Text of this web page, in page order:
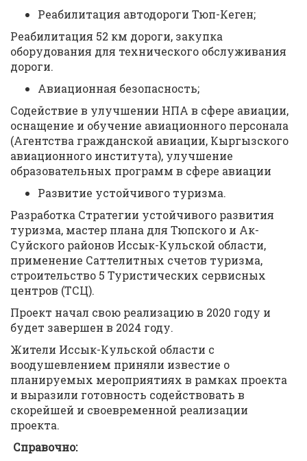
Реабилитация автодороги Тюп-Кеген;
Реабилитация 52 км дороги, закупка
оборудования для технического обслуживания
дороги.
Авиационная безопасность;
Содействие в улучшении НПА в сфере авиации,
оснащение и обучение авиационного персонала
(Агентства гражданской авиации, Кыргызского
авиационного института), улучшение
образовательных программ в сфере авиации
Развитие устойчивого туризма.
Разработка Стратегии устойчивого развития
туризма, мастер плана для Тюпского и Ак-
Суйского районов Иссык-Кульской области,
применение Саттелитных счетов туризма,
строительство 5 Туристических сервисных
центров (ТСЦ).
Проект начал свою реализацию в 2020 году и
будет завершен в 2024 году.
Жители Иссык-Кульской области с
воодушевлением приняли известие о
планируемых мероприятиях в рамках проекта
и выразили готовность содействовать в
скорейшей и своевременной реализации
проекта.
Справочно: